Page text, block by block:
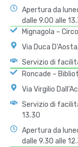
Apertura da
dalle 9.00 alle
Mignagola –
Via Duca
Servizio di
Roncade –
Via Virgilio
Servizio di
13.30
Apertura da
dalle 9.30 alle